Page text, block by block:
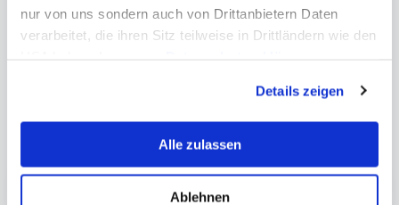
nur von uns sondern auch von Drittanbietern Daten
verarbeitet, die ihren Sitz teilweise in Drittländern wie den
erklären Ihnen genau, was eine Datenübermittlung in die
USA bedeuten kann.
Details zeigen
Alle zulassen
Ablehnen
presse@mci.edu
Mehr Informationen
Europäische Universität Ulysseus